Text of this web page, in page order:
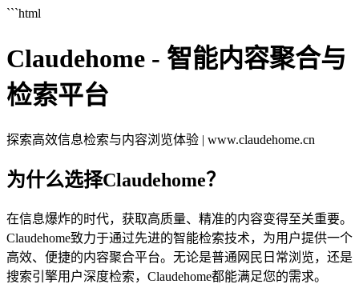
```html
Claudehome - 智能内容聚合与
检索平台
探索高效信息检索与内容浏览体验 | www.claudehome.cn
为什么选择Claudehome？
在信息爆炸的时代，获取高质量、精准的内容变得至关重要。
Claudehome致力于通过先进的智能检索技术，为用户提供一个
高效、便捷的内容聚合平台。无论是普通网民日常浏览，还是
搜索引擎用户深度检索，Claudehome都能满足您的需求。